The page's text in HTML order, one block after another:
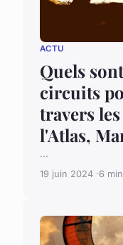
ACTU
Quels
circuits
travers
l'Atlas,
...
19 juin 2024 6